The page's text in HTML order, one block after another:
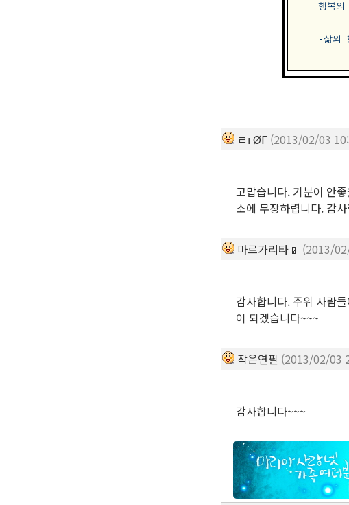
행복
ㄹı ØГ (2013/02/03
고맙습니다. 기분이 안
소에 무장하렵니다. 감
마르가리타📱 (2013/
감사합니다. 주위 사람
이 되겠습니다~~~
작은연필 (2013/02/03
감사합니다~~~